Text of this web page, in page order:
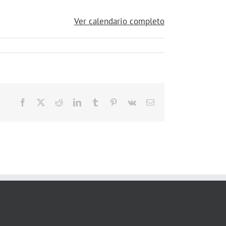
Ver calendario completo
Facebook RedditLinkedInTumblr Pinterest
Vk
Correo